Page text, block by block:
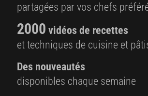
partagées par vos chefs
2000 vidéos de recettes
et techniques de cuisine et
Des nouveautés
disponibles chaque semaine